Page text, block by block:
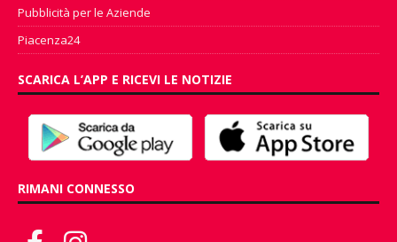
Pubblicità per le Aziende
Piacenza24
SCARICA L’APP E RICEVI LE NOTIZIE
RIMANI CONNESSO